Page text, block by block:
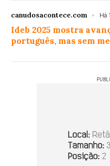
canudosacontece.com Há
Ideb 2025 mostra
português, mas sem